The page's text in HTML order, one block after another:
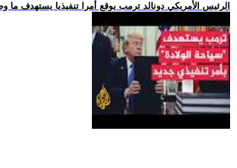
.. الرئيس الأمريكي دونالد ترمب يوقع أمرا تنفيذيا يستهدف ما